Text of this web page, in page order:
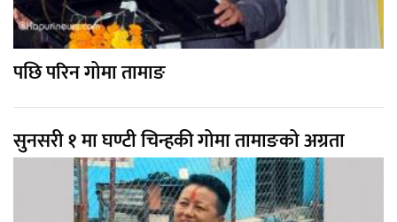
पछि परिन गोमा तामाङ
सुनसरी १ मा घण्टी चिन्हकी गोमा तामाङको अग्रता